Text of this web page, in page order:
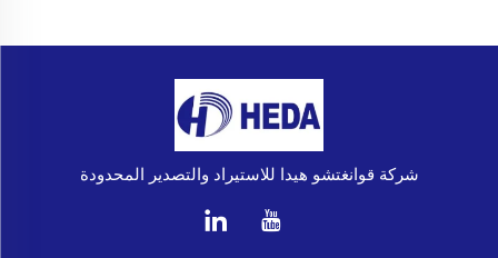
شركة قوانغتشو هيدا للاستيراد والتصدير المحدودة